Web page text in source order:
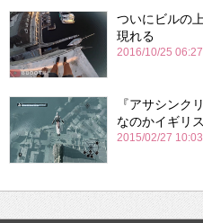
ついにビルの
現れる
2016/10/25 06:27
『アサシンク
なのかイギリ
2015/02/27 10:03